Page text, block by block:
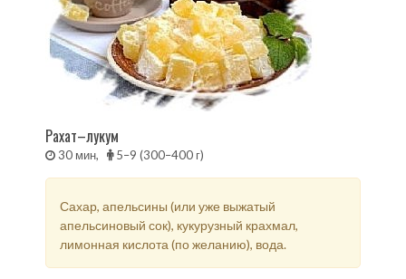
Рахат–лукум
30 мин, 5–9 (300–400 г)
Сахар, апельсины (или уже выжатый
апельсиновый сок), кукурузный крахмал,
лимонная кислота (по желанию), вода.